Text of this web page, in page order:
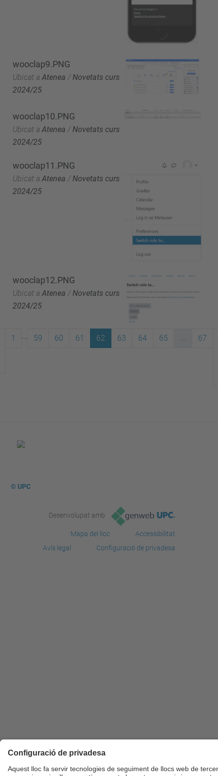
wooclap9.PNG
Ubicat a Atenea /Novetats curs
2024/25
wooclap10.PNG
Ubicat a Atenea / Novetats curs
2024/25
wooclap11.PNG
Ubicat a Atenea /Novetats curs
2024/25
wooclap12.PNG
Ubicat a Atenea /Novetats curs
2024/25
1 ... 59 60 61 62 63 64 65 ... 67
© UPC
Desenvolupat amb
Mapa del lloc
Accessibilitat
Avís legal
Configuració de privadesa